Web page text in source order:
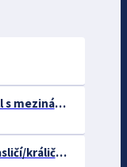
Nádherná koťátka Ragdoll s mezinárodním pasem
Jezevčík hladkosrstý trpasličí/králičí žíhaný